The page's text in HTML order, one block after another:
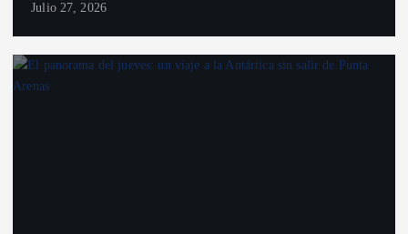
Julio 27, 2026